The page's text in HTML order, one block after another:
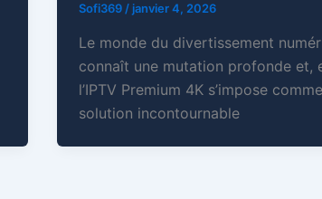
Sofi369 / janvier 4, 2026
Le monde du divertissement
connaît une mutation profonde et,
l’IPTV Premium 4K s’impose
solution incontournable